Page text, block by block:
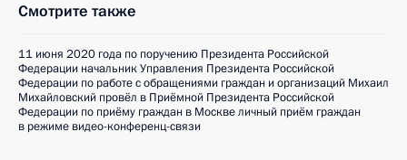
Смотрите также
11 июня 2020 года по поручению Президента Российской
Федерации начальник Управления Президента Российской
Федерации по работе с обращениями граждан и организаций Михаил
Михайловский провёл в Приёмной Президента Российской
Федерации по приёму граждан в Москве личный приём граждан
в режиме видео-конференц-связи